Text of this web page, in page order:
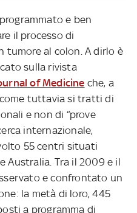
e ben
il processo di
tumore al colon. A dirlo è
sulla rivista
of Medicine che, a
tuttavia si tratti di
e non di “prove
internazionale,
55 centri situati
Australia. Tra il 2009 e il
e confrontato un
la metà di loro, 445
a programma di